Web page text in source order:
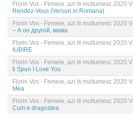
Florin Vos - Femeie, azi iti multumesc 2020
Rendez-Vous (Versuri in Romana)
Florin Vos - Femeie, azi iti multumesc 2020
– А он другой, мама
Florin Vos - Femeie, azi iti multumesc 2020
IUBIRE
Florin Vos - Femeie, azi iti multumesc 2020
ti Spun I Love You
Florin Vos - Femeie, azi iti multumesc 2020
Mea
Florin Vos - Femeie, azi iti multumesc 2020
Cum e dragostea